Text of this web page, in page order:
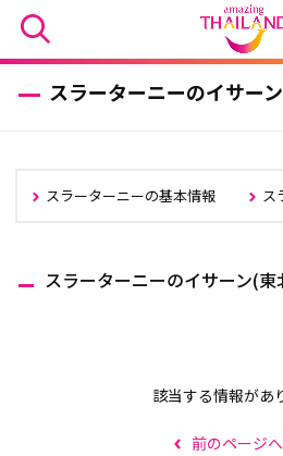
スラーターニーのイサー
スラーターニーの基本情報 ス
スラーターニーのイサーン(
該当する情報があ
前のページ